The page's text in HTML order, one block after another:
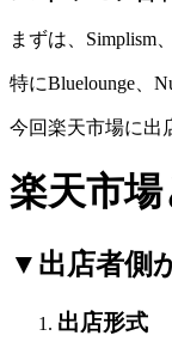
まずは、Simplism
特にBluelounge、
今回楽天市場に出
楽天市
▼出店者側
出店形式